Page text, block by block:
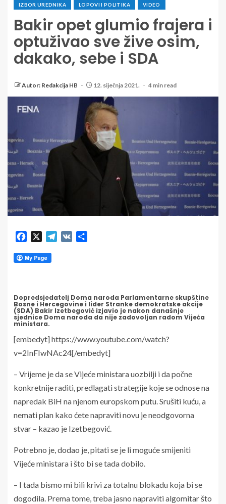
IZBOR UREDNIKA LOPOVI I POLITIKA VIDEO
Bakir opet glumio frajera i
optuživao sve žive osim,
dakako, sebe i SDA
Autor: Redakcija HB 12. siječnja 2021. 4 min read
Facebook Telegram
VK
Dopredsjedatelj Doma naroda Parlamentarne skupštine
Bosne i Hercegovine i lider Stranke demokratske akcije
(SDA) Bakir Izetbegović izjavio je nakon današnje
sjednice Doma naroda da nije zadovoljan radom Vijeća
ministara.
[embedyt] https://www.youtube.com/watch?
v=2InFIwNAc24[/embedyt]
– Vrijeme je da se Vijeće ministara uozbilji i da počne
konkretnije raditi, predlagati strategije koje se odnose na
napredak BiH na njenom europskom putu. Srušiti kuću, a
nemati plan kako ćete napraviti novu je neodgovorna
stvar – kazao je Izetbegović.
Potrebno je, dodao je, pitati se je li moguće smijeniti
Vijeće ministara i što bi se tada dobilo.
– I tada bismo mi bili krivi za totalnu blokadu koja bi se
dogodila. Prema tome, treba jasno napraviti algomitar što